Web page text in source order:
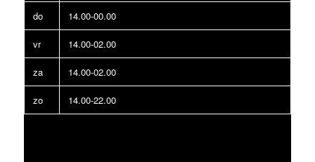
do 14.00-00.00
vr 14.00-02.00
za 14.00-02.00
zo 14.00-22.00